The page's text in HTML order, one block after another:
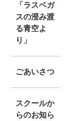
「ラスベガ
スの澄み渡
る青空よ
り」
ごあいさつ
スクールか
らのお知ら